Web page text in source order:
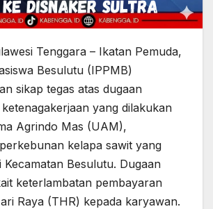
Tenggara – Ikatan Pemuda,
Besulutu (IPPMB)
sikap tegas atas dugaan
yang dilakukan
Agrindo Mas (UAM),
kelapa sawit yang
Kecamatan Besulutu. Dugaan
keterlambatan pembayaran
Raya (THR) kepada karyawan.